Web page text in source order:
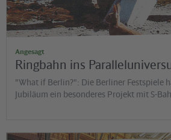
Angesagt
Ringbahn ins
"What if Berlin?": Die Berliner Festspiele
Jubiläum ein besonderes Projekt mit S-